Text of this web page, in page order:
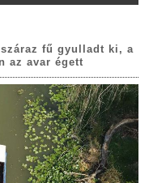
fű gyulladt ki, a
az avar égett